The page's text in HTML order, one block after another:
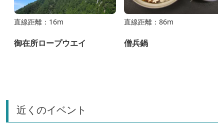
直線距離：16m
御在所ロープウエイ
直線距離：86m
僧兵鍋
近くのイベント